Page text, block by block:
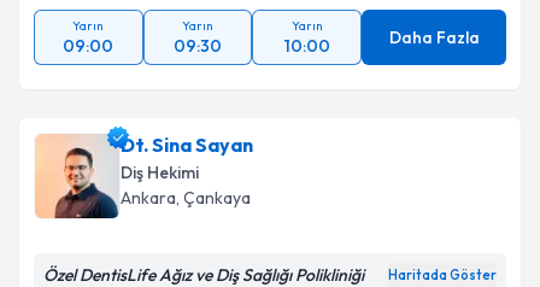
Yarın
09:00
Yarın
09:30
Yarın
10:00 Daha Fazla
Dt. Sina Sayan
Diş Hekimi
Ankara, Çankaya
Özel DentisLife Ağız ve Diş Sağlığı Polikliniği Haritada Göster